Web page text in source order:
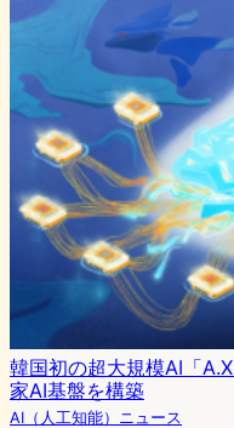
韓国初の超大規模AI「
家AI基盤を構築
AI（人工知能）ニュース